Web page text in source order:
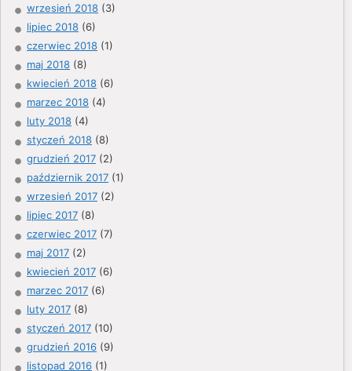
wrzesień 2018 (3)
lipiec 2018 (6)
czerwiec 2018 (1)
maj 2018 (8)
kwiecień 2018 (6)
marzec 2018 (4)
luty 2018 (4)
styczeń 2018 (8)
grudzień 2017 (2)
październik 2017 (1)
wrzesień 2017 (2)
lipiec 2017 (8)
czerwiec 2017 (7)
maj 2017 (2)
kwiecień 2017 (6)
marzec 2017 (6)
luty 2017 (8)
styczeń 2017 (10)
grudzień 2016 (9)
listopad 2016 (1)